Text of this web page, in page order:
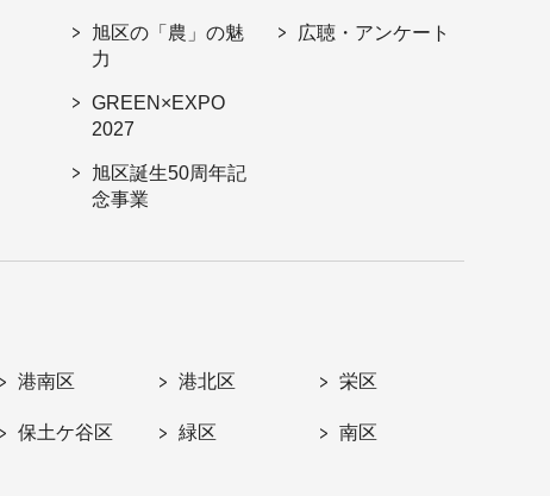
旭区の「農」の魅
力
GREEN×EXPO
2027
旭区誕生50周年記
念事業
広聴・アンケート
港南区 港北区 栄区
保土ケ谷区 緑区 南区